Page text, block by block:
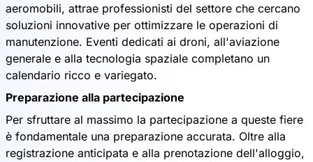
aeromobili, attrae professionisti del settore che cercano
soluzioni innovative per ottimizzare le operazioni di
manutenzione. Eventi dedicati ai droni, all'aviazione
generale e alla tecnologia spaziale completano un
calendario ricco e variegato.
Preparazione alla partecipazione
Per sfruttare al massimo la partecipazione a queste fiere
è fondamentale una preparazione accurata. Oltre alla
registrazione anticipata e alla prenotazione dell'alloggio,